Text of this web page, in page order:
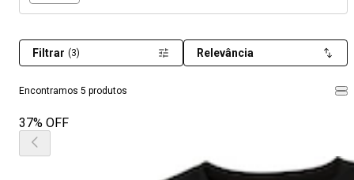
Encontramos 5 produtos
Filtrar (3) Relevância
37% OFF